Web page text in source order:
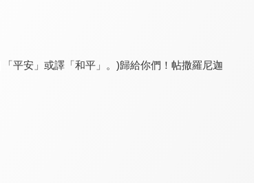
平安」或譯「和平」。)歸給你們！帖撒羅尼迦